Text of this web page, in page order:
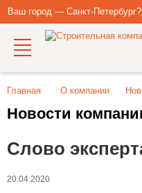
Ваш город — Санкт-Петербург?
Главная О компании
Новости
Слово
20.04.2020